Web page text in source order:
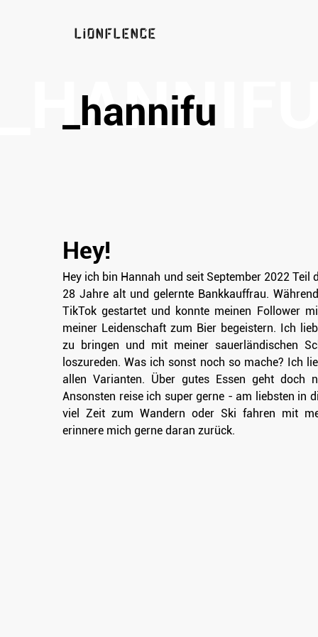
LiONFLENCE
_hannifu
Hey!
Hey ich bin Hannah und seit September 2022 Teil
28 Jahre alt und gelernte Bankkauffrau.
TikTok gestartet und konnte meinen Follower
meiner Leidenschaft zum Bier begeistern. Ich
zu bringen und mit meiner sauerländischen
loszureden. Was ich sonst noch so mache? Ich
allen Varianten. Über gutes Essen geht doch
Ansonsten reise ich super gerne - am liebsten in
viel Zeit zum Wandern oder Ski fahren mit
erinnere mich gerne daran zurück.